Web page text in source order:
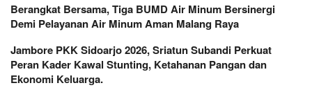
Berangkat Bersama, Tiga BUMD Air Minum Bersinergi
Demi Pelayanan Air Minum Aman Malang Raya
Jambore PKK Sidoarjo 2026, Sriatun Subandi Perkuat
Peran Kader Kawal Stunting, Ketahanan Pangan dan
Ekonomi Keluarga.